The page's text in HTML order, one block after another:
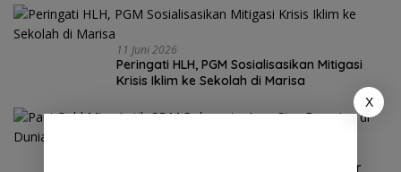
11 Juni 2026
Peringati HLH, PGM Sosialisasikan Mitigasi
Krisis Iklim ke Sekolah di Marisa
Pani Gold Mine Latih SDM Pohuwato Agar
X